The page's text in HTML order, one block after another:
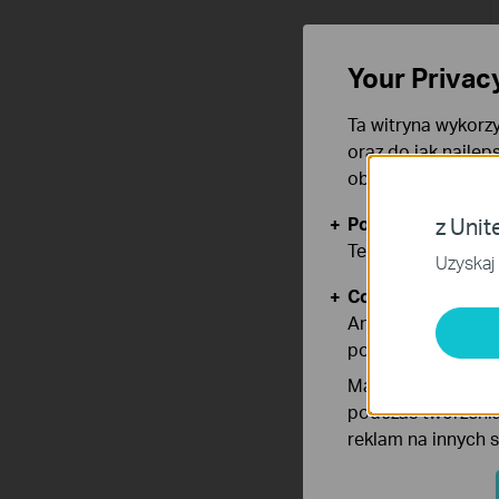
z
Your
Ta witryna
oraz do jak
obsługę plików
Podstawowe
Te pliki cookies
Cookies
Analiza - Te pliki
poprawę i
Marketing - Te
podczas
reklam na innych